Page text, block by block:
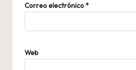
Correo electrónico*
Web